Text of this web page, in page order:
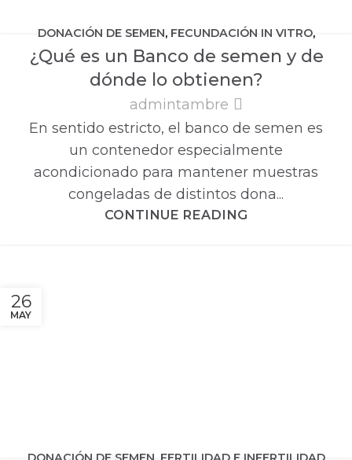
DONACIÓN DE SEMEN, FECUNDACIÓN IN VITRO,
INSEMINACIÓN ARTIFICIAL
¿Qué es un Banco de semen y de
dónde lo obtienen?
admintambre
En sentido estricto, el banco de semen es
un contenedor especialmente
acondicionado para mantener muestras
congeladas de distintos dona...
CONTINUE READING
26
MAY